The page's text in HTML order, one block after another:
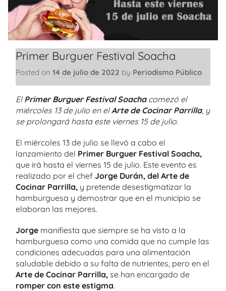
Primer Burguer Festival Soacha
Posted on 14 de julio de 2022 by Periodismo Público
El Primer Burguer Festival Soachacomezó el
miércoles 13 de julio en elArte de Cocinar Parrilla, y
se prolongará hasta este viernes 15 de julio.
El miércoles 13 de julio se llevó a cabo el
lanzamiento del Primer Burguer Festival Soacha,
que irá hasta el viernes 15 de julio. Este evento es
realizado por el chef Jorge Durán, del Arte de
Cocinar Parrilla, y pretende desestigmatizar la
hamburguesa y demostrar que en el municipio se
elaboran las mejores.
Jorge manifiesta que siempre se ha visto a la
hamburguesa como una comida que no cumple las
condiciones adecuadas para una alimentación
saludable debido a su falta de nutrientes, pero en el
Arte de Cocinar Parrilla, se han encargado de
romper con este estigma.